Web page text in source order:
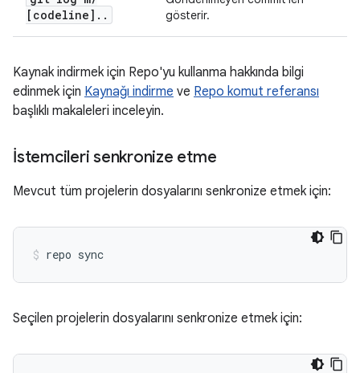
[codeline] . .
gösterir.
Kaynak indirmek için Repo'yu kullanma hakkında bilgi
edinmek için Kaynağı indirme ve Repo komut referansı
başlıklı makaleleri inceleyin.
İstemcileri senkronize etme
Mevcut tüm projelerin dosyalarını senkronize etmek için:
repo sync
Seçilen projelerin dosyalarını senkronize etmek için: